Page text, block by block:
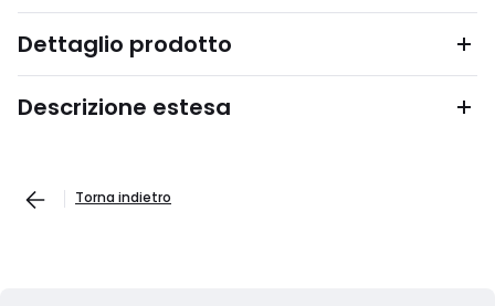
Dettaglio prodotto
Descrizione estesa
Torna indietro